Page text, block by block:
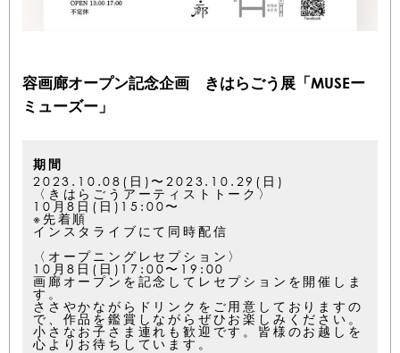
容画廊オープン記念企画 きはらごう展「MUSEー
ミューズー」
期間
2023.10.08(日)〜2023.10.29(日)
〈きはらごうアーティストトーク〉
10月8日(日)15:00〜
※先着順
インスタライブにて同時配信
〈オープニングレセプション〉
10月8日(日)17:00〜19:00
画廊オープンを記念してレセプションを開催しま
す。
ささやかながらドリンクをご用意しておりますの
で、作品を鑑賞しながらぜひお楽しみください。
小さなお子さま連れも歓迎です。皆様のお越しを
心よりお待ちしています。